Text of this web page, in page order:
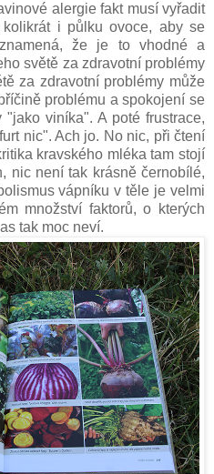
alergie fakt musí vyřadit
i půlku ovoce, aby se
že je to vhodné a
světě za zdravotní problémy
za zdravotní problémy může
problému a spokojení se
viníka". A poté frustrace,
nic". Ach jo. No nic, při čtení
kravského mléka tam stojí
nic není tak krásně černobílé,
vápníku v těle je velmi
množství faktorů, o kterých
tak moc neví.